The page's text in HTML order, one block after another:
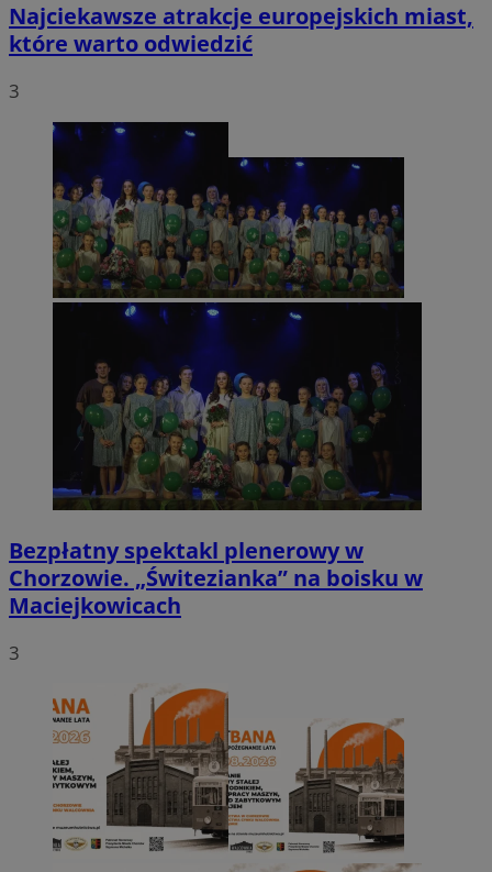
Najciekawsze atrakcje europejskich miast,
które warto odwiedzić
3
Bezpłatny spektakl plenerowy w
Chorzowie. „Świtezianka” na boisku w
Maciejkowicach
3